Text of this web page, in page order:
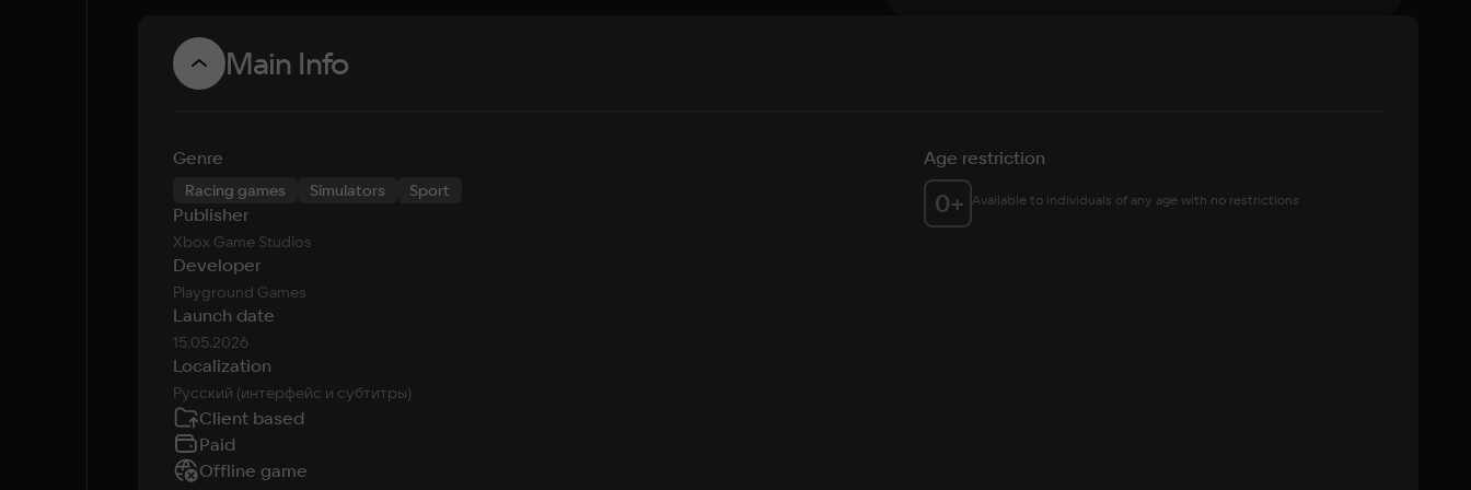
Main Info
Genre
Racing games Simulators Sport
Publisher
Xbox Game Studios
Developer
Playground Games
Launch date
15.05.2026
Localization
Русский (интерфейс и субтитры)
Age restriction
0+ Available to individuals of any age with no restrictions
Client based
Paid
Offline game